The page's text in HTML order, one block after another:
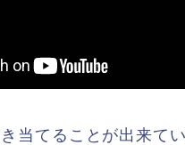
当てることが出来て